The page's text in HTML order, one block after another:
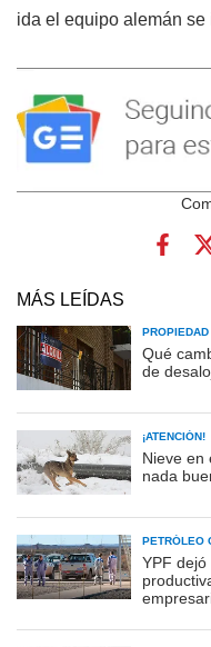
ida el equipo alemán se
MÁS LEÍDAS
Qué
de
¡ATENCIÓN!
Nieve en
nada
PETRÓLEO
YPF